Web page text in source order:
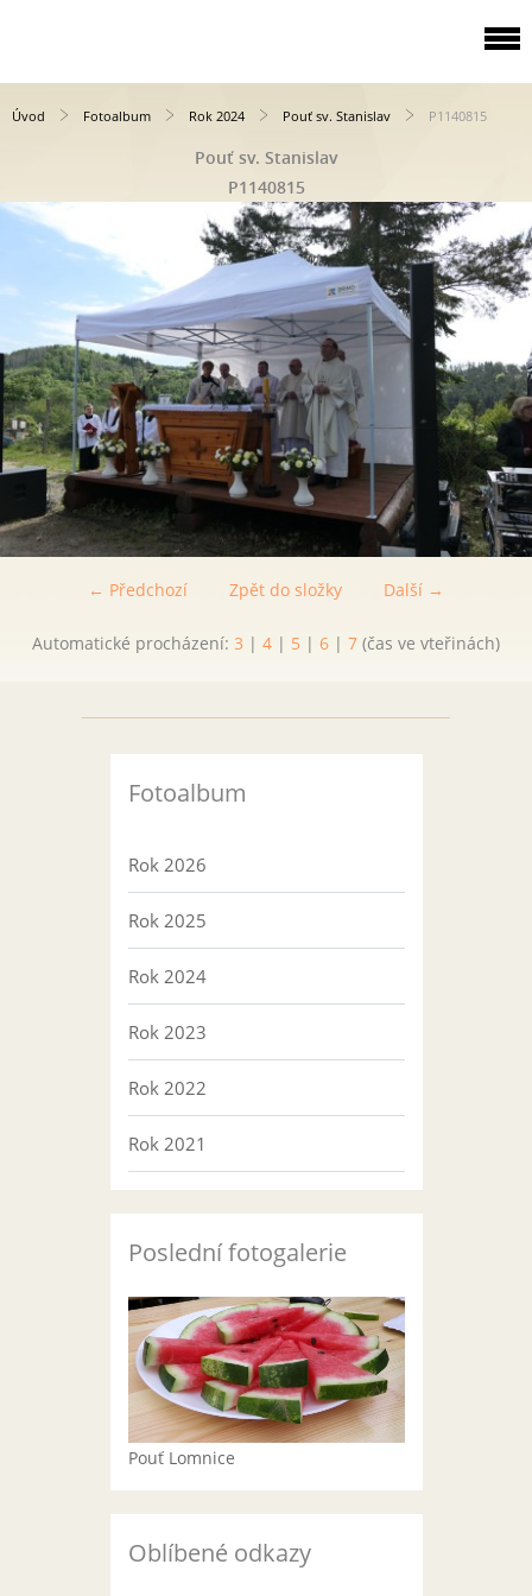
Úvod Fotoalbum Rok 2024 Pouť sv. Stanislav P1140815
Pouť sv. Stanislav
P1140815
← Předchozí Další →
Zpět do složky
Automatické procházení: 3 | 4 | 5 | 6 | 7 (čas ve vteřinách)
Fotoalbum
Rok 2026
Rok 2025
Rok 2024
Rok 2023
Rok 2022
Rok 2021
Poslední fotogalerie
Pouť Lomnice
Oblíbené odkazy